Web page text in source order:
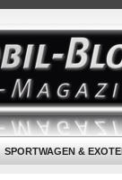
SPORTWAGEN &